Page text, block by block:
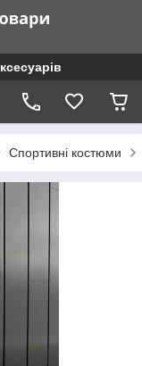
Спортивні костюми